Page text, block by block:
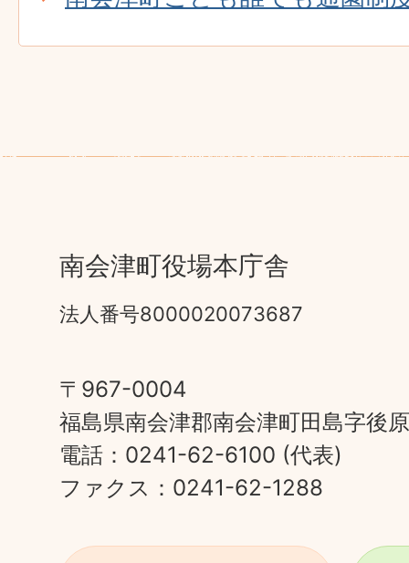
南会津町役場本庁舎
法人番号8000020073687
〒967-0004
福島県南会津郡南会津町田島字後
電話：0241-62-6100 (代表)
ファクス：0241-62-1288